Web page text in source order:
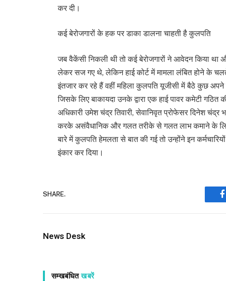
कर दी।
कई बेरोजगारों के हक पर डाका डालना चाहती है कुलपति
जब वैकेंसी निकली थी तो कई बेरोजगारों ने आवेदन किया
लेकर सज गए थे, लेकिन हाई कोर्ट में मामला लंबित होने
इंतजार कर रहे हैं वहीं महिला कुलपति यूजीसी में बैठे कुछ
जिसके लिए बाकायदा उनके द्वारा एक हाई पावर कमेटी
अधिकारी उमेश चंद्र तिवारी, सेवानिवृत प्रोफेसर दिनेश
करके असंवैधानिक और गलत तरीके से गलत लाभ कमाने के
बारे में कुलपति हेमलता से बात की गई तो उन्होंने इन
इंकार कर दिया।
SHARE.
News Desk
सम्खबंधितखबरें